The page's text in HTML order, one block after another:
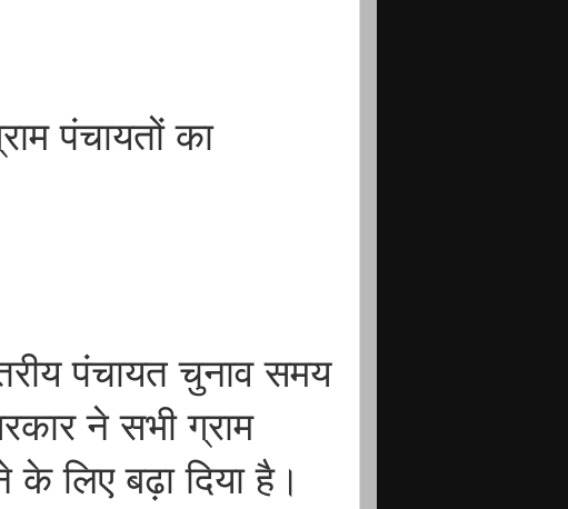
पंचायतों का
पंचायत चुनाव समय
ने सभी ग्राम
के लिए बढ़ा दिया है।